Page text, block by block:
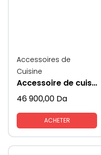
Accessoires de
Cuisine
Accessoire de cuisine rangement colonne
46 900,00 Da
ACHETER